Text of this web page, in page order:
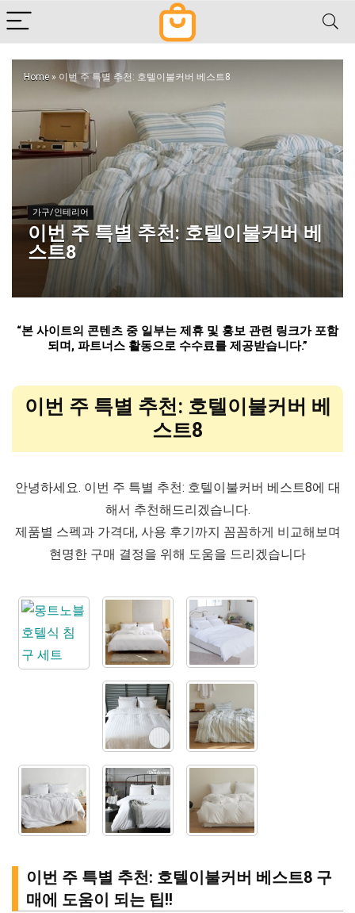
Home » 이번 주 특별 추천: 호텔이불커버 베스트8
가구/인테리어
이번 주 특별 추천: 호텔이불커버 베
스트8
“본 사이트의 콘텐츠 중 일부는 제휴 및 홍보 관련 링크가 포함
되며, 파트너스 활동으로 수수료를 제공받습니다.”
이번 주 특별 추천: 호텔이불커버 베
스트8
안녕하세요. 이번 주 특별 추천: 호텔이불커버 베스트8에 대
해서 추천해드리겠습니다.
제품별 스펙과 가격대, 사용 후기까지 꼼꼼하게 비교해보며
현명한 구매 결정을 위해 도움을 드리겠습니다
이번 주 특별 추천: 호텔이불커버 베스트8 구
매에 도움이 되는 팁!!